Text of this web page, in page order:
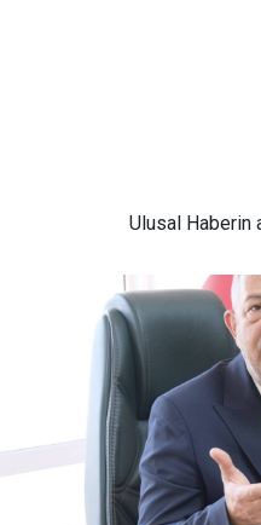
Ulusal Haberin